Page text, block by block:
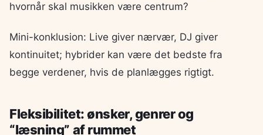
hvornår skal musikken være centrum?
Mini-konklusion: Live giver nærvær, DJ giver
kontinuitet; hybrider kan være det bedste fra
begge verdener, hvis de planlægges rigtigt.
Fleksibilitet: ønsker, genrer og
“læsning” af rummet